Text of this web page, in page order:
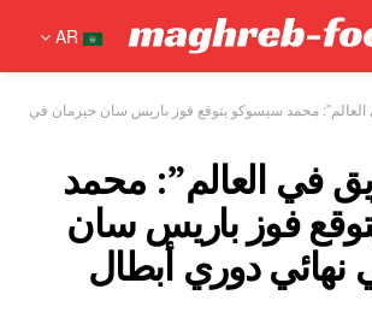
AR
محمد سيسوكو يتوقع فوز باريس سان جيرمان في
في العالم”: محمد
فوز باريس سان
دوري أبطال